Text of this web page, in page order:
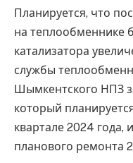
Планируется, что
на теплообменнике
катализатора
службы
Шымкентского НПЗ
который
квартале 2024 года,
планового ремонта